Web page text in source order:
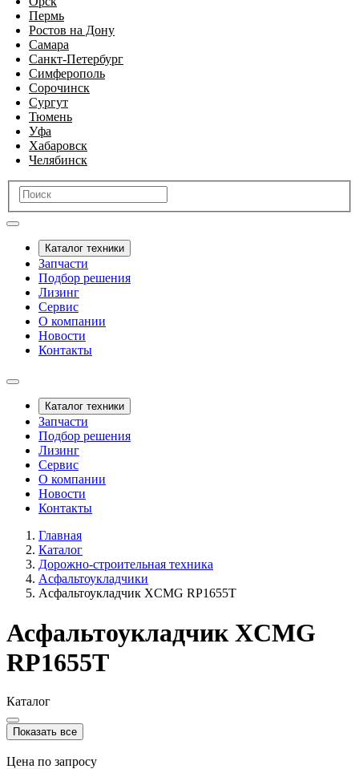
Пермь
Ростов на Дону
Самара
Санкт-Петербург
Симферополь
Сорочинск
Сургут
Тюмень
Уфа
Хабаровск
Челябинск
Каталог техники
Запчасти
Подбор решения
Лизинг
Сервис
О компании
Новости
Контакты
Каталог техники
Запчасти
Подбор решения
Лизинг
Сервис
О компании
Новости
Контакты
Главная
Каталог
Дорожно-строительная техника
Асфальтоукладчики
Асфальтоукладчик XCMG RP1655T
Асфальтоукладчик XCMG
RP1655T
Каталог
Показать все
Цена по запросу